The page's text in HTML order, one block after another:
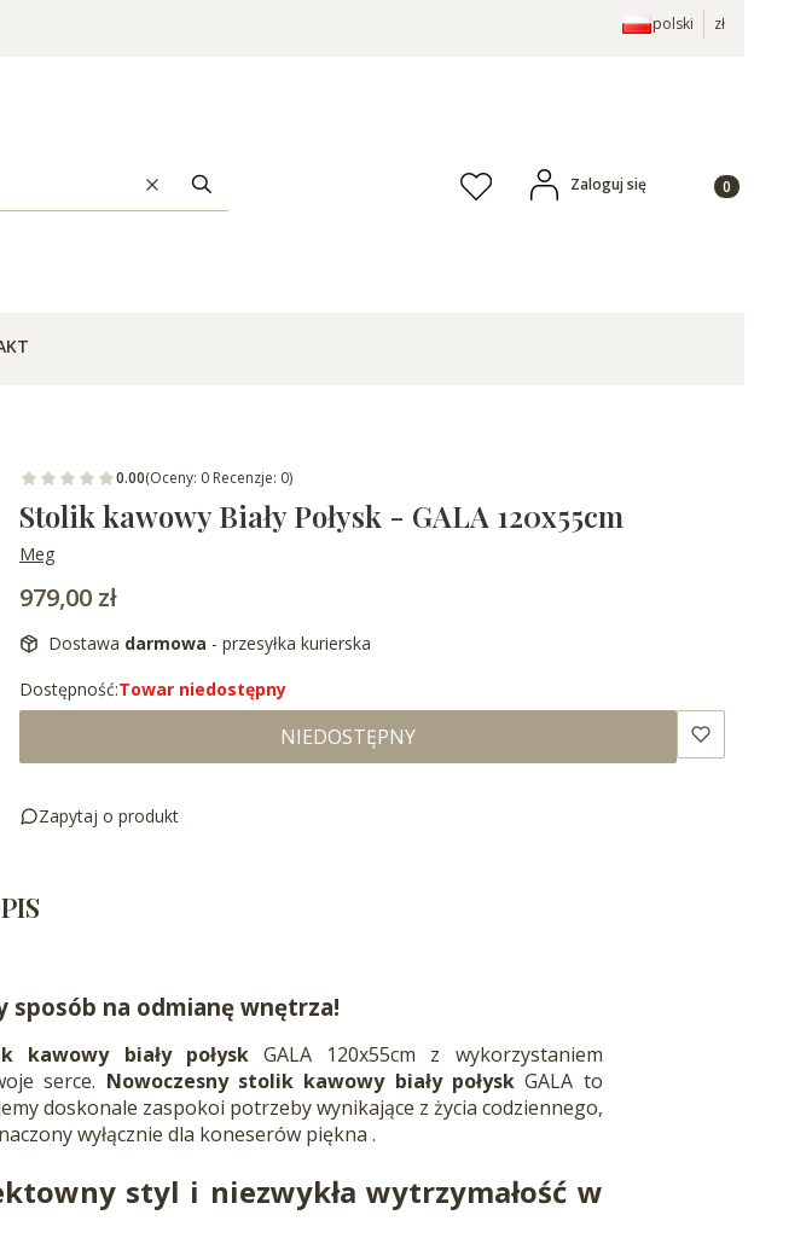
polski zł
WyczyśćSzukaj Ulubione Zaloguj się Produkty w
0.00(Oceny: 0 Recenzje: 0)
Stolik kawowy Biały Połysk - GALA 120x55cm
Meg
Cena
979,00 zł
Dostawa darmowa - przesyłka kurierska
Dostępność:Towar niedostępny
NIEDOSTĘPNY
Zapytaj o produkt
sposób na odmianę wnętrza!
kawowy biały połyskGALA 120x55cm z wykorzystaniem
serce. Nowoczesny stolik kawowy biały połysk GALA to
doskonale zaspokoi potrzeby wynikające z życia codziennego,
wyłącznie dla koneserów piękna .
styl i niezwykła wytrzymałość w